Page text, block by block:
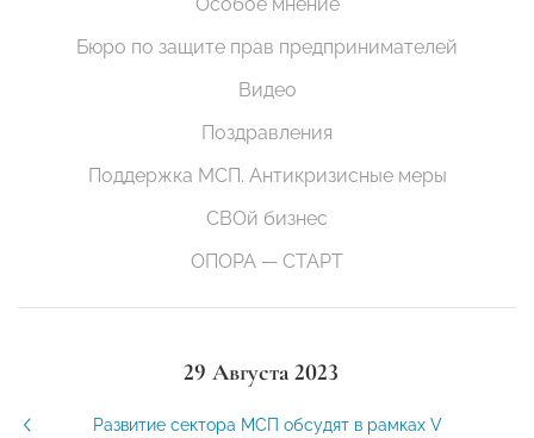
Бюро по защите прав предпринимателей
Видео
Поздравления
Поддержка МСП. Антикризисные меры
СВОй бизнес
ОПОРА — СТАРТ
29 Августа 2023
Развитие сектора МСП обсудят в рамках V